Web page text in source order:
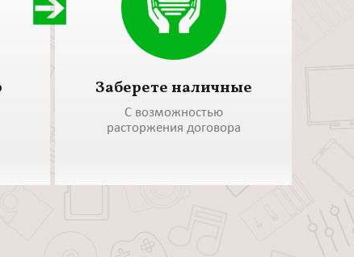
Заберете наличные
С возможностью
расторжения договора